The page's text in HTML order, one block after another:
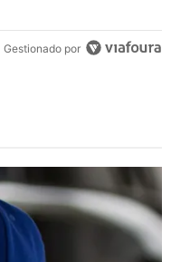
Gestionado por